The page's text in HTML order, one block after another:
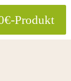
Produkt